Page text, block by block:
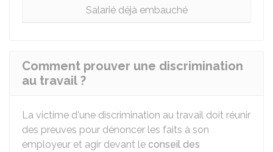
Salarié déjà embauché
Comment prouver une discrimination
au travail ?
La victime d'une discrimination au travail doit réunir
des preuves pour dénoncer les faits à son
employeur et agir devant le conseil des